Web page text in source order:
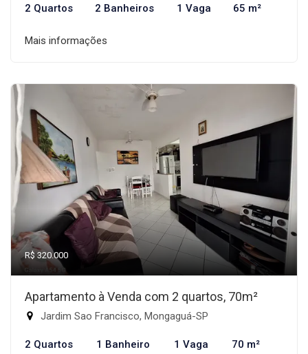
2 Quartos 2 Banheiros 1 Vaga 65 m²
Mais informações
R$ 320.000
Apartamento à Venda com 2 quartos, 70m²
Jardim Sao Francisco, Mongaguá-SP
2 Quartos 1 Banheiro 1 Vaga 70 m²